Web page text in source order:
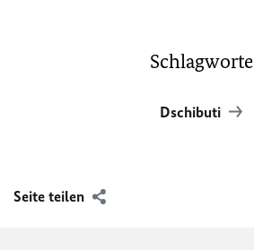
Schlagworte
Dschibuti
Seite teilen